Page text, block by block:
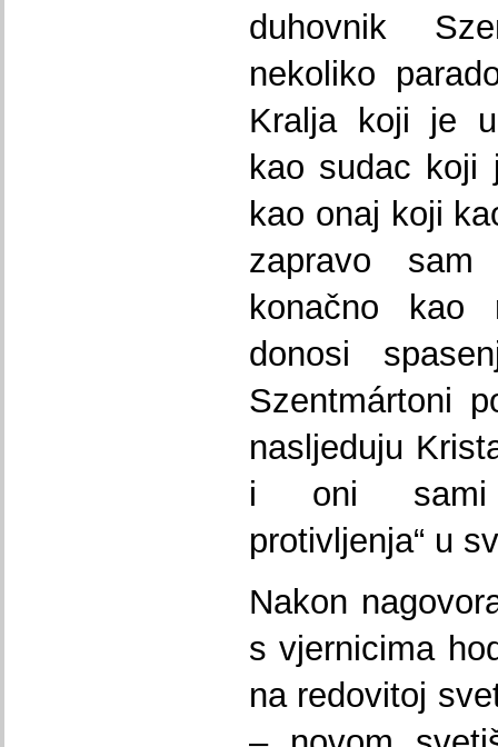
duhovnik
nekoliko
Kralja koji je
kao sudac koji
kao onaj koji
zapravo
konačno
donosi
Szentmártoni
nasljeduju
i oni sami
protivljenja“ u
Nakon
s vjernicima
na redovitoj